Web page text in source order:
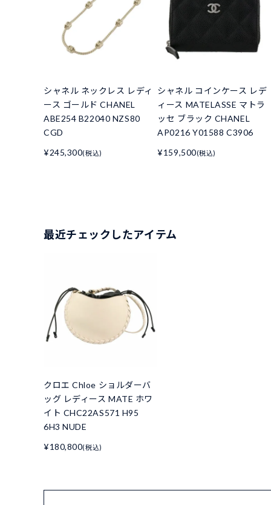
シャネル ネックレス レディ
ース ゴールド CHANEL
ABE254 B22040 NZS80
CGD
¥245,300(税込)
シャネル コインケース レデ
ィース MATELASSE マトラ
ッセ ブラック CHANEL
AP0216 Y01588 C3906
¥159,500(税込)
最近チェックしたアイテム
クロエ Chloe ショルダーバ
ッグ レディース MATE ホワ
イト CHC22AS571 H95
6H3 NUDE
¥180,800(税込)